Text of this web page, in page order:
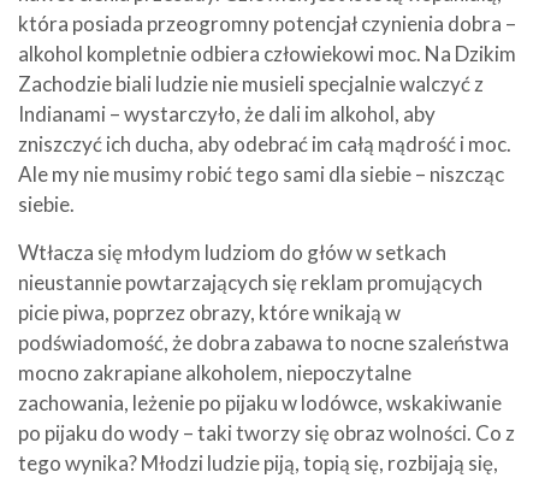
która posiada przeogromny potencjał czynienia dobra –
alkohol kompletnie odbiera człowiekowi moc. Na Dzikim
Zachodzie biali ludzie nie musieli specjalnie walczyć z
Indianami – wystarczyło, że dali im alkohol, aby
zniszczyć ich ducha, aby odebrać im całą mądrość i moc.
Ale my nie musimy robić tego sami dla siebie – niszcząc
siebie.
Wtłacza się młodym ludziom do głów w setkach
nieustannie powtarzających się reklam promujących
picie piwa, poprzez obrazy, które wnikają w
podświadomość, że dobra zabawa to nocne szaleństwa
mocno zakrapiane alkoholem, niepoczytalne
zachowania, leżenie po pijaku w lodówce, wskakiwanie
po pijaku do wody – taki tworzy się obraz wolności. Co z
tego wynika? Młodzi ludzie piją, topią się, rozbijają się,